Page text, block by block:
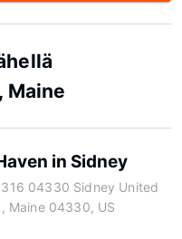
Maine
in Sidney
04330 Sidney United
Maine 04330, US